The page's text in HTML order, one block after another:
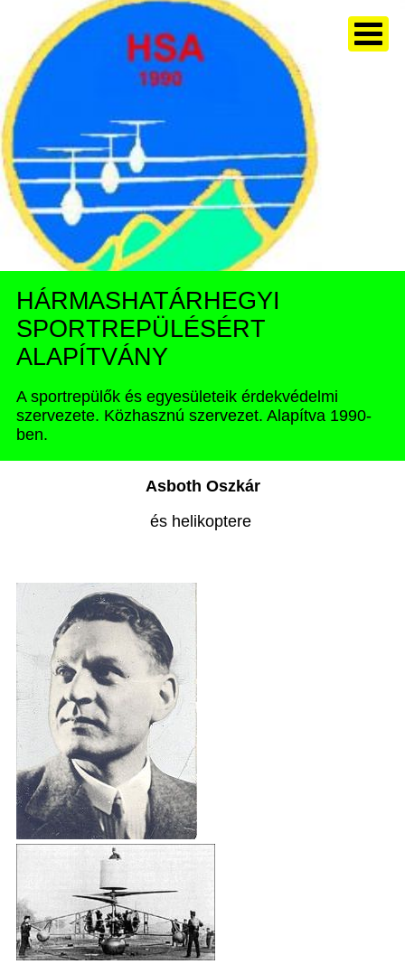
HÁRMASHATÁRHEGYI
SPORTREPÜLÉSÉRT
ALAPÍTVÁNY
A sportrepülők és egyesületeik érdekvédelmi
szervezete. Közhasznú szervezet. Alapítva 1990-
ben.
Asboth Oszkár
és helikoptere